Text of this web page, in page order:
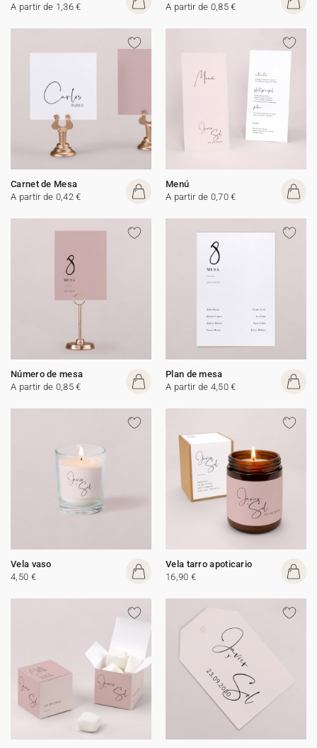
A partir de 1,36 € A partir de 0,85 €
Carnet de Mesa
A partir de 0,42 €
Menú
A partir de 0,70 €
Número de mesa
A partir de 0,85 €
Plan de mesa
A partir de 4,50 €
Vela vaso
4,50 €
Vela tarro apoticario
16,90 €